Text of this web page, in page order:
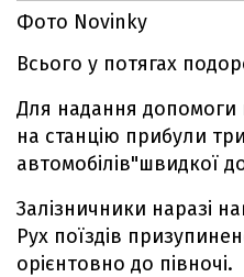
Фото Novinky
Всього у потягах
Для надання
на станцію прибули
автомобілів"швидкої
Залізничники наразі
Рух поїздів
орієнтовно до півночі.